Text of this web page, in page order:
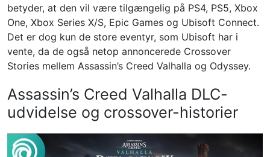
betyder, at den vil være tilgængelig på PS4, PS5, Xbox
One, Xbox Series X/S, Epic Games og Ubisoft Connect.
Det er dog kun de store eventyr, som Ubisoft har i
vente, da de også netop annoncerede Crossover
Stories mellem Assassin’s Creed Valhalla og Odyssey.
Assassin’s Creed Valhalla DLC-
udvidelse og crossover-historier